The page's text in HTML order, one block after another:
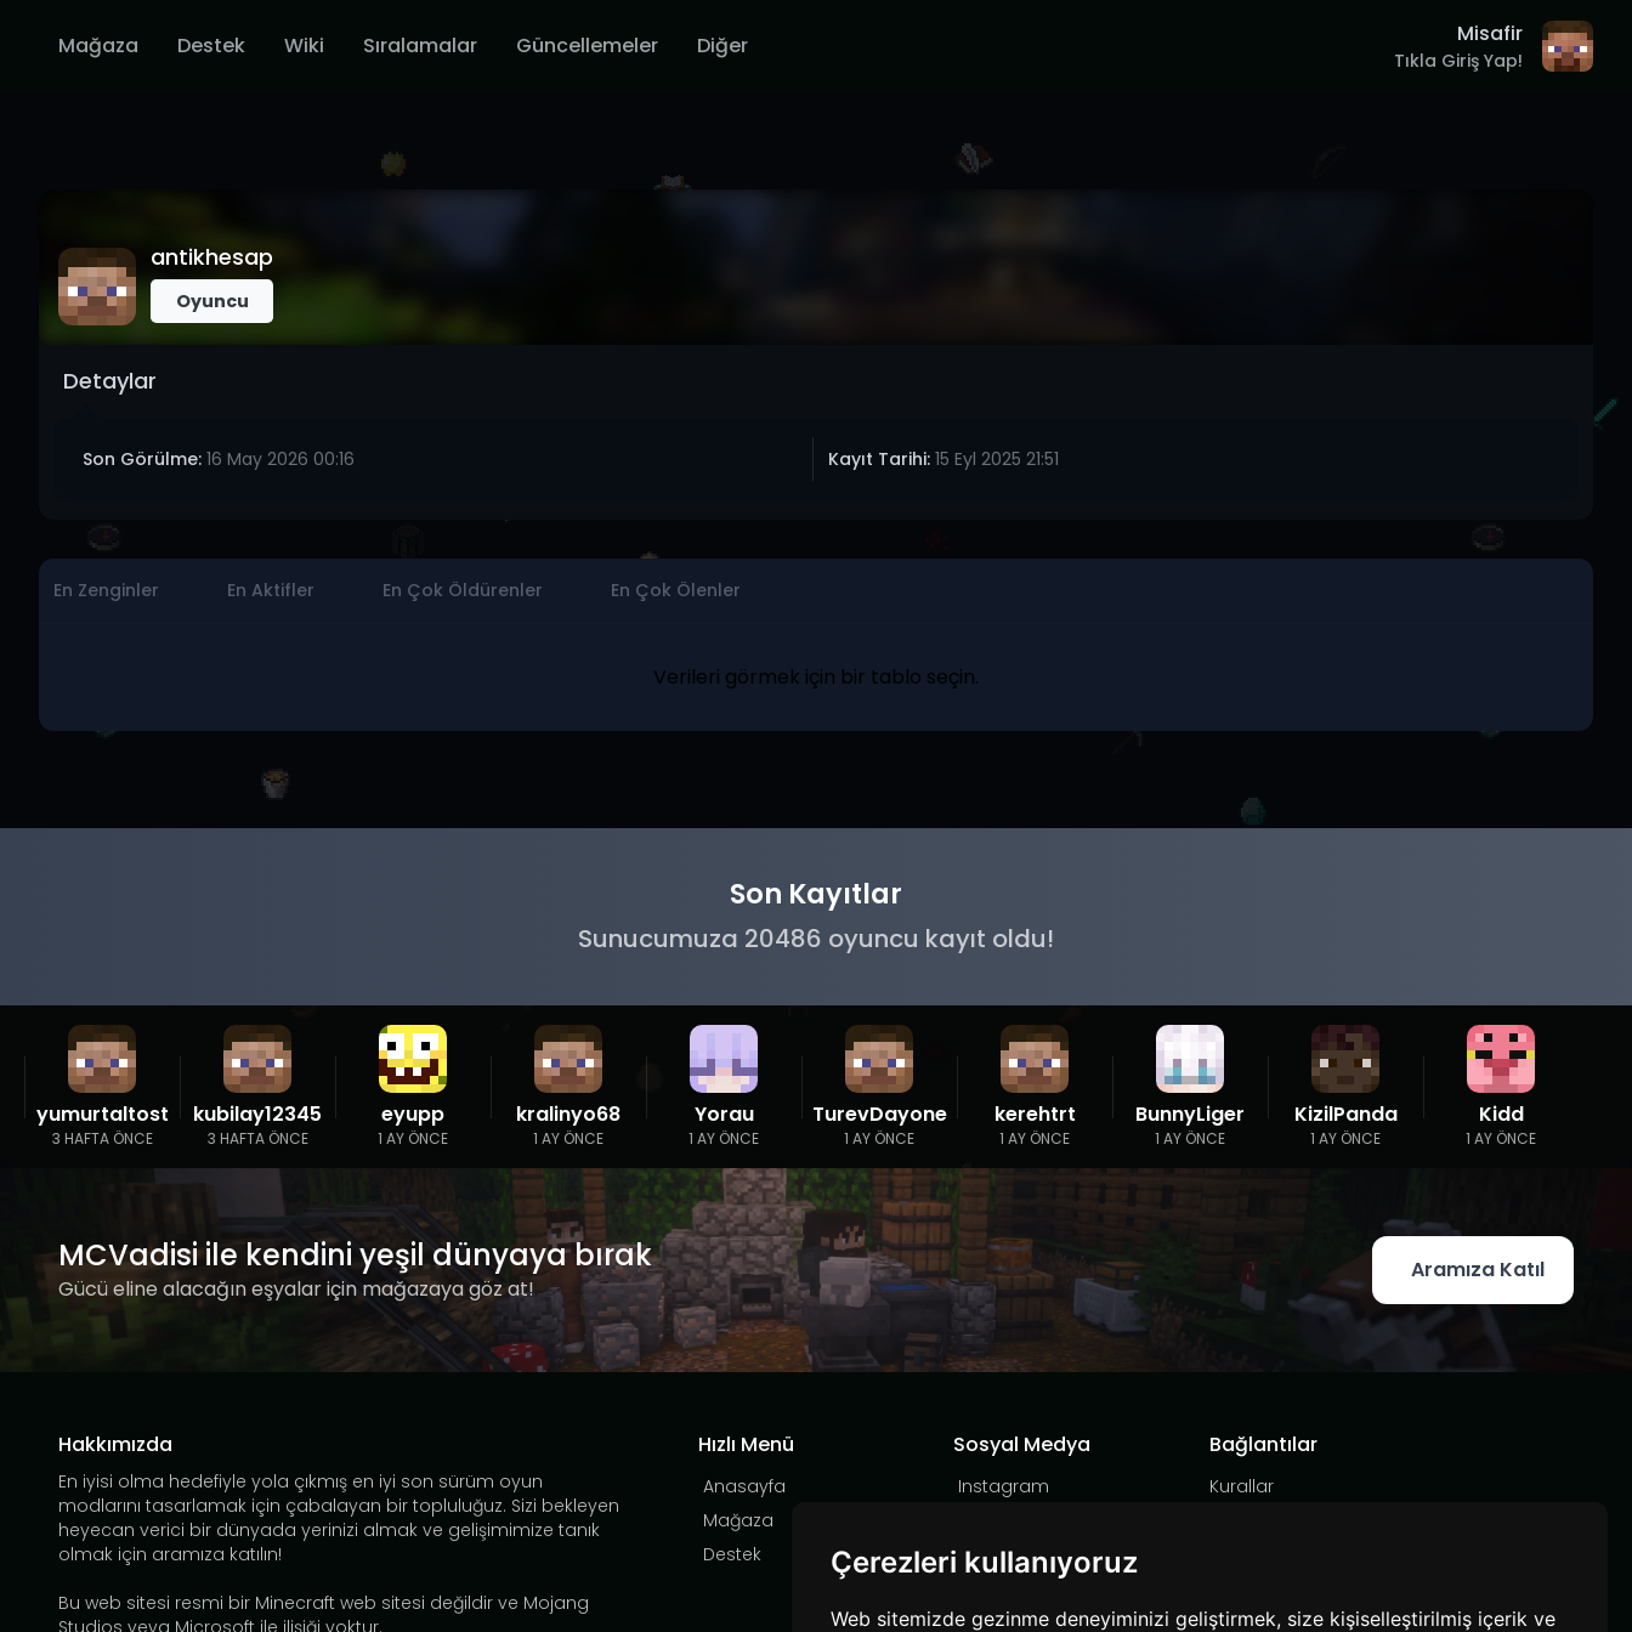
Çerezleri kullanıyoruz
Web sitemizde gezinme deneyiminizi geliştirmek, size kişiselleştirilmiş içerik ve
Mağaza Destek Wiki Sıralamalar Güncellemeler Diğer Misafir
Tıkla Giriş Yap!
antikhesap
Oyuncu
Detaylar
Son Görülme: 16 May 2026 00:16 Kayıt Tarihi: 15 Eyl 2025 21:51
En Zenginler En Aktifler En Çok Öldürenler En Çok Ölenler
Verileri görmek için bir tablo seçin.
Son Kayıtlar
Sunucumuza 20486 oyuncu kayıt oldu!
yumurtaltost
3 HAFTA ÖNCE
kubilay12345
3 HAFTA ÖNCE
eyupp
1 AY ÖNCE
kralinyo68
1 AY ÖNCE
Yorau
1 AY ÖNCE
TurevDayone
1 AY ÖNCE
kerehtrt
1 AY ÖNCE
BunnyLiger
1 AY ÖNCE
KizilPanda
1 AY ÖNCE
Kidd
1 AY ÖNCE
MCVadisi ile kendini yeşil dünyaya bırak
Gücü eline alacağın eşyalar için mağazaya göz at!
Aramıza Katıl
Hakkımızda
En iyisi olma hedefiyle yola çıkmış en iyi son sürüm oyun
modlarını tasarlamak için çabalayan bir topluluğuz. Sizi bekleyen
heyecan verici bir dünyada yerinizi almak ve gelişimimize tanık
olmak için aramıza katılın!
Bu web sitesi resmi bir Minecraft web sitesi değildir ve Mojang
Studios veya Microsoft ile ilişiği yoktur.
Hızlı Menü
Anasayfa
Mağaza
Destek
Sosyal Medya
Instagram
TikTok
Bağlantılar
Kurallar